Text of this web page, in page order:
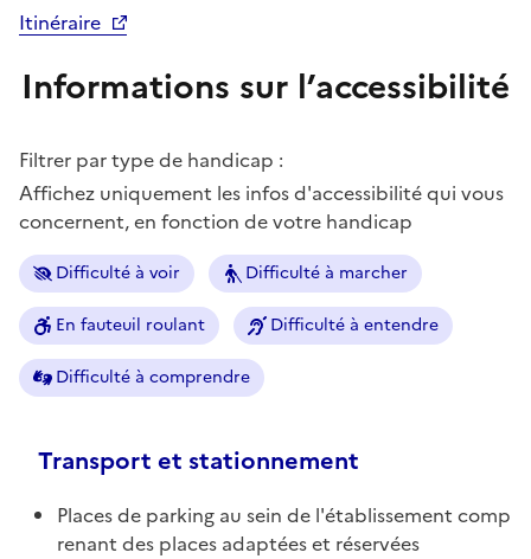
Itinéraire
Informations sur l’accessibilité
Filtrer par type de handicap :
Affichez uniquement les infos d'accessibilité qui vous
concernent, en fonction de votre handicap
Difficulté à voir Difficulté à marcher
En fauteuil roulant Difficulté à entendre
Difficulté à comprendre
Transport et stationnement
Places de parking au sein de l'établissement comp
renant des places adaptées et réservées